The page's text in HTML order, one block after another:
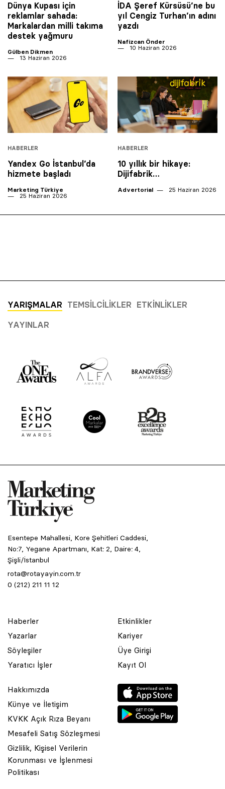
Dünya Kupası için
reklamlar sahada:
Markalardan milli takıma
destek yağmuru
Gülben Dikmen
13 Haziran 2026
İDA Şeref Kürsüsü’ne bu
yıl Cengiz Turhan’ın adını
yazdı
Nafizcan Önder
10 Haziran 2026
HABERLER
Yandex Go İstanbul’da
hizmete başladı
Marketing Türkiye
25 Haziran 2026
HABERLER
10 yıllık bir hikaye:
Dijifabrik…
Advertorial 25 Haziran 2026
YARIŞMALAR TEMSILCILIKLER ETKINLIKLER
YAYINLAR
Esentepe Mahallesi, Kore Şehitleri Caddesi,
No:7, Yegane Apartmanı, Kat: 2, Daire: 4,
Şişli/İstanbul
rota@rotayayin.com.tr
0 (212) 211 11 12
Haberler
Yazarlar
Söyleşiler
Yaratıcı İşler
Etkinlikler
Kariyer
Üye Girişi
Kayıt Ol
Hakkımızda
Künye ve İletişim
KVKK Açık Rıza Beyanı
Mesafeli Satış Sözleşmesi
Gizlilik, Kişisel Verilerin
Korunması ve İşlenmesi
Politikası
© 2001 Rota Yayın Yapım Tanıtım Tic. Ltd. Şti. Bu Sitede Bulunan